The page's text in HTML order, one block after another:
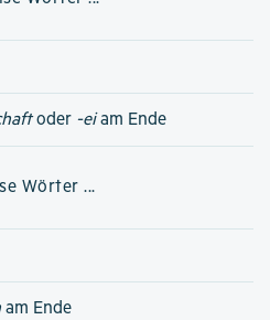
oder -eiam Ende
Wörter ...
am Ende